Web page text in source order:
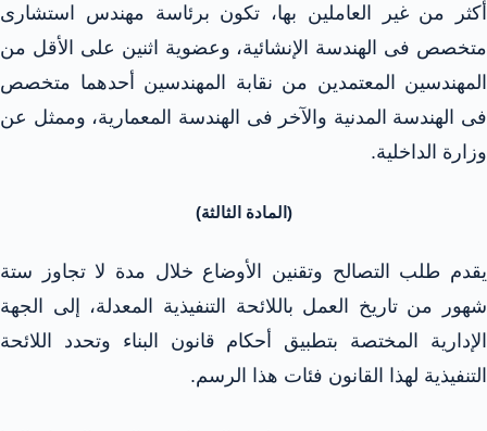
أكثر من غير العاملين بها، تكون برئاسة مهندس استشارى
متخصص فى الهندسة الإنشائية، وعضوية اثنين على الأقل من
المهندسين المعتمدين من نقابة المهندسين أحدهما متخصص
فى الهندسة المدنية والآخر فى الهندسة المعمارية، وممثل عن
وزارة الداخلية.
(المادة الثالثة)
يقدم طلب التصالح وتقنين الأوضاع خلال مدة لا تجاوز ستة
شهور من تاريخ العمل باللائحة التنفيذية المعدلة، إلى الجهة
الإدارية المختصة بتطبيق أحكام قانون البناء وتحدد اللائحة
التنفيذية لهذا القانون فئات هذا الرسم.